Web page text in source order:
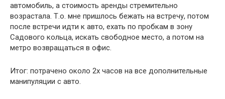
автомобиль, а стоимость аренды стремительно
возрастала. Т.о. мне пришлось бежать на встречу, потом
после встречи идти к авто, ехать по пробкам в зону
Садового кольца, искать свободное место, а потом на
метро возвращаться в офис.
Итог: потрачено около 2х часов на все дополнительные
манипуляции с авто.